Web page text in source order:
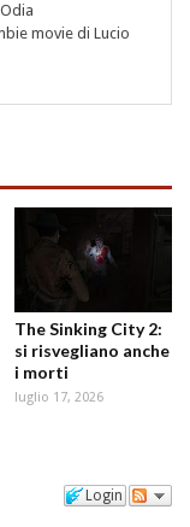
movie di Lucio
The Sinking City 2:
si risvegliano anche
i morti
luglio 17, 2026
Login